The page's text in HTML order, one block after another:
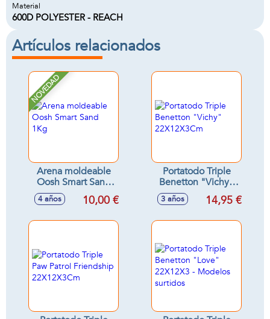
Material
600D POLYESTER - REACH
Artículos relacionados
NOVEDAD
Arena moldeable
Oosh Smart Sand
1Kg
4 años 10,00 €
Portatodo Triple
Benetton "Vichy"
22X12X3Cm
3 años 14,95 €